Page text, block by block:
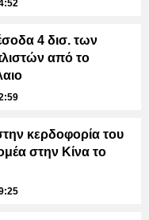
4 δισ. των
από το
κερδοφορία του
στην Κίνα το